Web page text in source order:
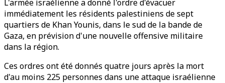
L'armée israélienne a donné l'ordre d'évacuer
immédiatement les résidents palestiniens de sept
quartiers de Khan Younis, dans le sud de la bande de
Gaza, en prévision d'une nouvelle offensive militaire
dans la région.
Ces ordres ont été donnés quatre jours après la mort
d'au moins 225 personnes dans une attaque israélienne